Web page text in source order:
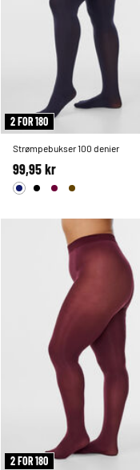
2 FOR 180
Strømpebukser 100 denier
99,95 kr
2 FOR 180